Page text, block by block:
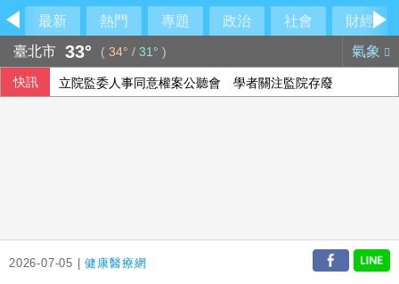
最新 熱門 專題 政治 社會
財經
臺北市 33° ( 34° / 31° ) 氣象
快訊 立院監委人事同意權案公聽會 學者關注監院存廢
2026-07-05 |健康醫療網